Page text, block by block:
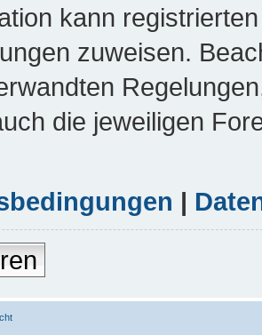
kann
zuweisen.
die jeweiligen
|